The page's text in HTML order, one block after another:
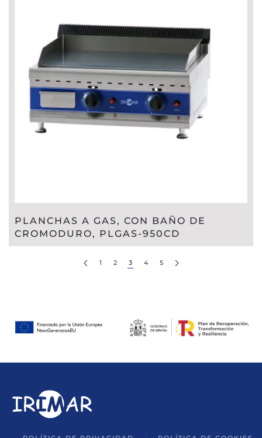
PLANCHAS A GAS, CON BAÑO DE
CROMODURO, PLGAS-950CD
1 2 3 4 5